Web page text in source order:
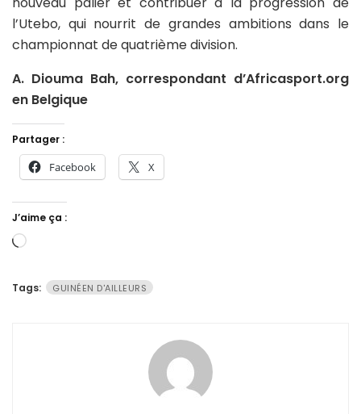
l’Utebo, qui nourrit de grandes ambitions dans le
championnat de quatrième division.
A. Diouma Bah, correspondant d’Africasport.org
en Belgique
Partager :
Facebook X
J’aime ça :
Chargement…
Tags: GUINÉEN D'AILLEURS